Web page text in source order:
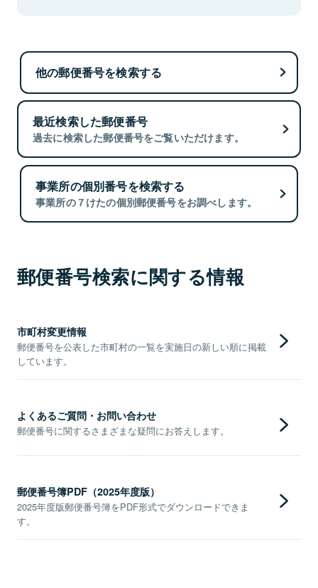
他の郵便番号を検索する
最近検索した郵便番号
過去に検索した郵便番号をご覧いただけます。
事業所の個別番号を検索する
事業所の７けたの個別郵便番号をお調べします。
郵便番号検索に関する情報
市町村変更情報
郵便番号を公表した市町村の一覧を実施日の新しい順に掲載
しています。
よくあるご質問・お問い合わせ
郵便番号に関するさまざまな疑問にお答えします。
郵便番号簿PDF（2025年度版）
2025年度版郵便番号簿をPDF形式でダウンロードできま
す。